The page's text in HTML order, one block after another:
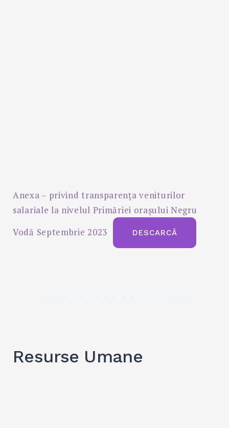
Anexa – privind transparența veniturilor
salariale la nivelul Primăriei orașului Negru
Vodă Septembrie 2023
DESCARCĂ
Resurse Umane